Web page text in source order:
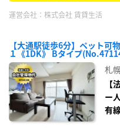
運営会社： 株式会社 賃貸生活
【大通駅徒歩6分】ペット可
１《1DK》 Bタイプ
札
【
ー
有